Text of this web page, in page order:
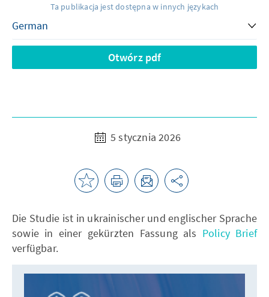
Ta publikacja jest dostępna w innych językach
Otwórz pdf
5 stycznia 2026
Die Studie ist in ukrainischer und englischer Sprache
sowie in einer gekürzten Fassung als Policy Brief
verfügbar.